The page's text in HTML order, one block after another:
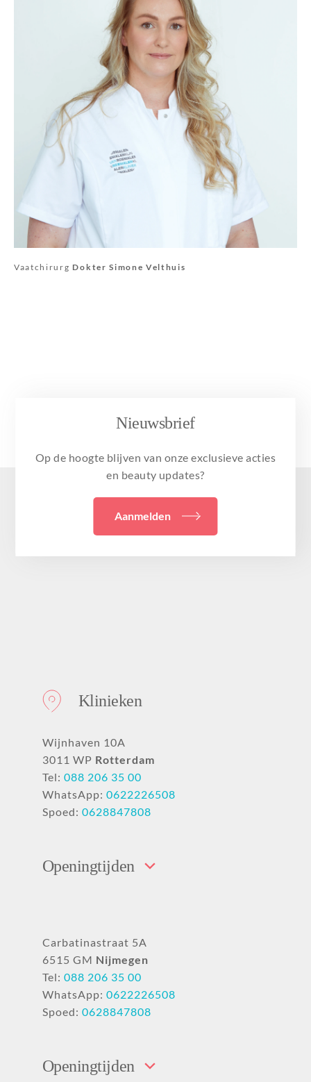
Vaatchirurg Dokter Simone Velthuis
Nieuwsbrief
Op de hoogte blijven van onze exclusieve acties
en beauty updates?
Aanmelden
Klinieken
Wijnhaven 10A
3011 WP Rotterdam
Tel: 088 206 35 00
WhatsApp: 0622226508
Spoed: 0628847808
Openingtijden
Carbatinastraat 5A
6515 GM Nijmegen
Tel: 088 206 35 00
WhatsApp: 0622226508
Spoed: 0628847808
Openingtijden